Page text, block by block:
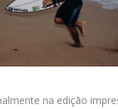
na edição